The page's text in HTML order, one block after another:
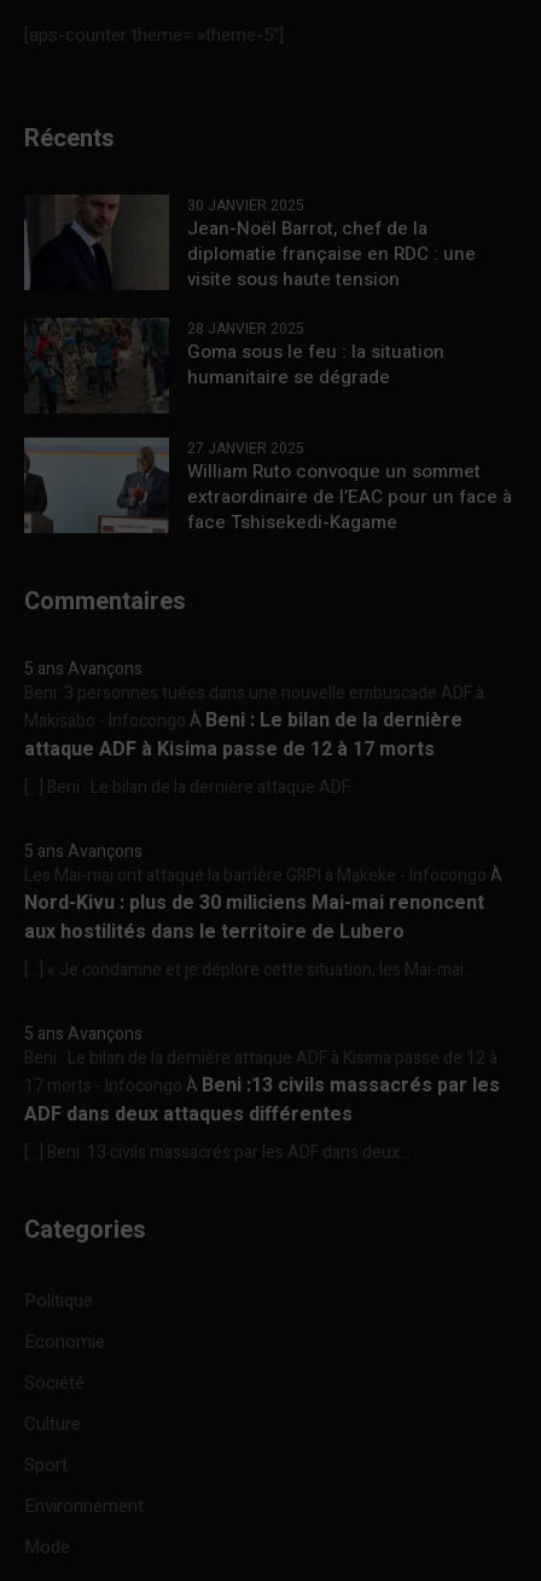
[aps-counter theme= »theme-5″]
Récents
30 JANVIER 2025
Jean-Noël Barrot, chef de la
diplomatie française en RDC : une
visite sous haute tension
28 JANVIER 2025
Goma sous le feu : la situation
humanitaire se dégrade
27 JANVIER 2025
William Ruto convoque un sommet
extraordinaire de l’EAC pour un face à
face Tshisekedi-Kagame
Commentaires
5 ans Avançons
Beni :3 personnes tuées dans une nouvelle embuscade ADF à
Makisabo - InfocongoÀ Beni : Le bilan de la dernière
attaque ADF à Kisima passe de 12 à 17 morts
[…] Beni : Le bilan de la dernière attaque ADF...
5 ans Avançons
Les Mai-mai ont attaqué la barrière GRPI à Makeke - InfocongoÀ
Nord-Kivu : plus de 30 miliciens Mai-mai renoncent
aux hostilités dans le territoire de Lubero
[…] « Je condamne et je déplore cette situation, les Mai-mai...
5 ans Avançons
Beni : Le bilan de la dernière attaque ADF à Kisima passe de 12 à
17 morts - InfocongoÀ Beni :13 civils massacrés par les
ADF dans deux attaques différentes
[…] Beni :13 civils massacrés par les ADF dans deux...
Categories
Politique
Economie
Société
Culture
Sport
Environnement
Mode